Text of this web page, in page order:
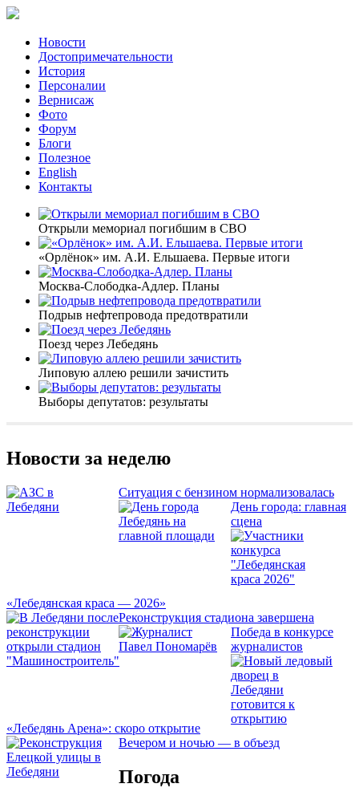
Новости
Достопримечательности
История
Персоналии
Вернисаж
Фото
Форум
Блоги
Полезное
English
Контакты
Открыли мемориал погибшим в СВО
«Орлёнок» им. А.И. Ельшаева. Первые итоги
Москва-Слободка-Адлер. Планы
Подрыв нефтепровода предотвратили
Поезд через Лебедянь
Липовую аллею решили зачистить
Выборы депутатов: результаты
Новости за неделю
Ситуация с бензином нормализовалась
День города: главная
сцена
«Лебедянская краса — 2026»
Реконструкция стадиона завершена
Победа в конкурсе
журналистов
«Лебедянь Арена»: скоро открытие
Вечером и ночью — в объезд
Погода